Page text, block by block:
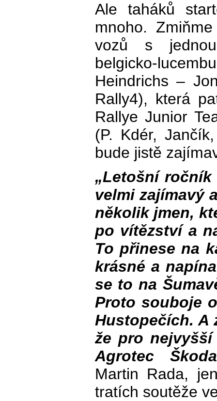
Ale taháků
mnoho.
vozů s jednou
belgicko-
Heindrichs –
Rally4), která
Rallye Junior
(P. Kdér,
bude jistě
„Letošní
velmi zajímavý
několik jmen,
po vítězství a
To přinese na
krásné a
se to na
Proto souboje
Hustopečích. A
že pro
Agrotec
Martin Rada,
tratích soutěže